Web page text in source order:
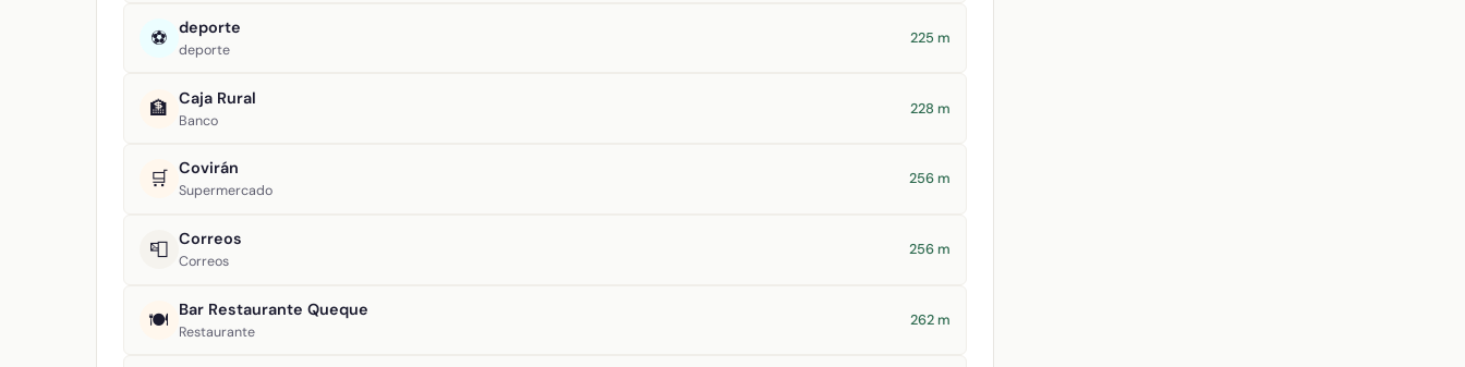
⚽ deporte
deporte
225 m
🏦 Caja Rural
Banco
228 m
🛒 Covirán
Supermercado
256 m
📮 Correos
Correos
256 m
🍽️ Bar Restaurante Queque
Restaurante
262 m